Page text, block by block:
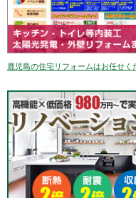
鹿児島の住宅リフォームはお任せく